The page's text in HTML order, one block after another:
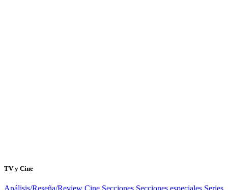
TV y Cine